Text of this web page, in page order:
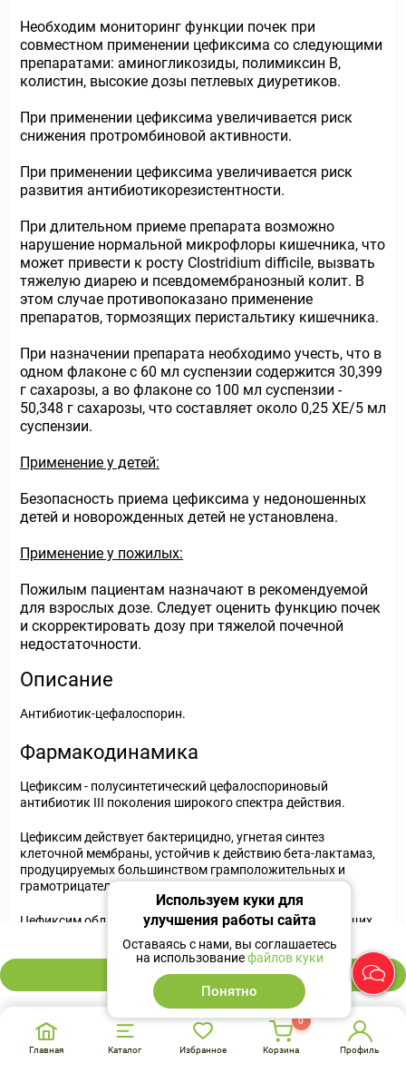
703 ₽
В корзину
Необходим мониторинг функции почек при
совместном применении цефиксима со следующими
препаратами: аминогликозиды, полимиксин В,
колистин, высокие дозы петлевых диуретиков.
При применении цефиксима увеличивается риск
снижения протромбиновой активности.
При применении цефиксима увеличивается риск
развития антибиотикорезистентности.
При длительном приеме препарата возможно
нарушение нормальной микрофлоры кишечника, что
может привести к росту Clostridium difficile, вызвать
тяжелую диарею и псевдомембранозный колит. В
этом случае противопоказано применение
препаратов, тормозящих перистальтику кишечника.
При назначении препарата необходимо учесть, что в
одном флаконе с 60 мл суспензии содержится 30,399
г сахарозы, а во флаконе со 100 мл суспензии -
50,348 г сахарозы, что составляет около 0,25 ХЕ/5 мл
суспензии.
Применение у детей:
Безопасность приема цефиксима у недоношенных
детей и новорожденных детей не установлена.
Применение у пожилых:
Пожилым пациентам назначают в рекомендуемой
для взрослых дозе. Следует оценить функцию почек
и скорректировать дозу при тяжелой почечной
недостаточности.
Описание
Антибиотик-цефалоспорин.
Фармакодинамика
Цефиксим - полусинтетический цефалоспориновый
антибиотик III поколения широкого спектра действия.
Цефиксим действует бактерицидно, угнетая синтез
клеточной мембраны, устойчив к действию бета-лактамаз,
продуцируемых большинством грамположительных и
грамотрицательных бактерий.
Цефиксим обладает активностью в отношении следующих
микроорганизмов:
грамположительные: Streptococcus spp. (Streptococcus
pneumoniae, Streptococcus pyogenes);
грамотрицателъные: Neisseria gonorrhoeae, Moraxella
(Branhamella) catarrhalis, Escherichia coli, Klebsiella spp.,
Serratia spp., Proteus spp., Morganella morganii,
Главная Каталог Избранное Корзина
0
Профиль
Используем куки для
улучшения работы сайта
Оставаясь с нами, вы соглашаетесь
на использованиефайлов куки
Понятно